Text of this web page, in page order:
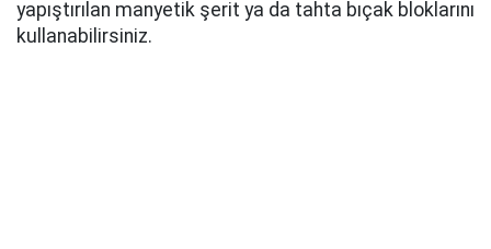
yapıştırılan manyetik şerit ya da tahta bıçak bloklarını
kullanabilirsiniz.